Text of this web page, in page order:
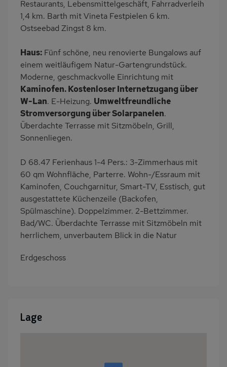
Babybett
Kinderhochstuhl
Nichtraucher
Freisitz im Garten
Restaurants, Lebensmittelgeschäft, Fahrradverleih
1,4 km. Barth mit Vineta Festpielen 6 km.
Ostseebad Zingst 8 km.
Haus: Fünf schöne, neu renovierte Bungalows auf
einem weitläufigem Natur-Gartengrundstück.
Moderne, geschmackvolle Einrichtung mit
Kaminofen. Kostenloser Internetzugang über
W-Lan. E-Heizung. Umweltfreundliche
Stromversorgung über Solarpanelen.
Überdachte Terrasse mit Sitzmöbeln, Grill,
Sonnenliegen.
D 68.47 Ferienhaus 1-4 Pers.: 3-Zimmerhaus mit
60 qm Wohnfläche, Parterre. Wohn-/Essraum mit
Kaminofen, Couchgarnitur, Smart-TV, Esstisch, gut
ausgestattete Küchenzeile (Backofen,
Spülmaschine). Doppelzimmer. 2-Bettzimmer.
Bad/WC. Überdachte Terrasse mit Sitzmöbeln mit
herrlichem, unverbautem Blick in die Natur
Erdgeschoss
Lage